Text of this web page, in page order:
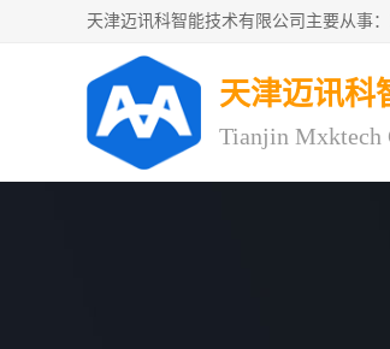
天津迈讯科
Tianjin Mxktech